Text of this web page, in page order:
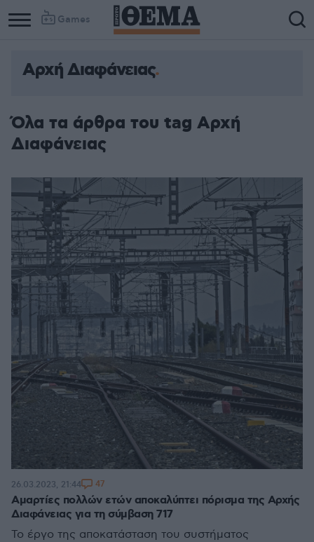
Games
Αρχή Διαφάνειας
Όλα τα άρθρα του tag Αρχή
Διαφάνειας
Αμαρτίες πολλών ετών αποκαλύπτει πόρισμα της Αρχής
Διαφάνειας για τη σύμβαση 717
Το έργο της αποκατάσταση του συστήματος
26.03.2023, 21:44 47